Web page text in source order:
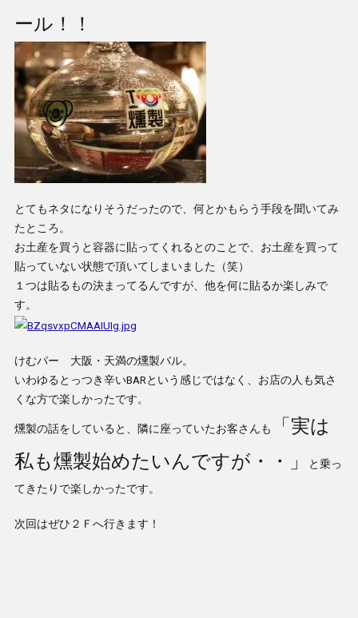
ール！！
とてもネタになりそうだったので、何とかもらう手段を聞いてみ
たところ。
お土産を買うと容器に貼ってくれるとのことで、お土産を買って
貼っていない状態で頂いてしまいました（笑）
１つは貼るもの決まってるんですが、他を何に貼るか楽しみで
す。
けむパー 大阪・天満の燻製バル。
いわゆるとっつき辛いBARという感じではなく、お店の人も気さ
くな方で楽しかったです。
燻製の話をしていると、隣に座っていたお客さんも
「実は
私も燻製始めたいんですが・・」
と乗っ
てきたりで楽しかったです。
次回はぜひ２Ｆへ行きます！